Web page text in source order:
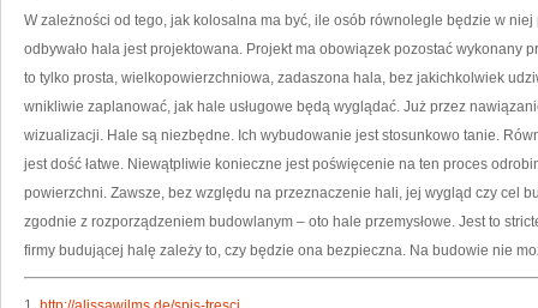
W zależności od tego, jak kolosalna ma być, ile osób równolegle będzie w
odbywało hala jest projektowana. Projekt ma obowiązek pozostać wykonany
to tylko prosta, wielkopowierzchniowa, zadaszona hala, bez jakichkolwiek
wnikliwie zaplanować, jak hale usługowe będą wyglądać. Już przez
wizualizacji. Hale są niezbędne. Ich wybudowanie jest stosunkowo tanie.
jest dość łatwe. Niewątpliwie konieczne jest poświęcenie na ten proces
powierzchni. Zawsze, bez względu na przeznaczenie hali, jej wygląd czy cel
zgodnie z rozporządzeniem budowlanym – oto hale przemysłowe. Jest to
firmy budującej halę zależy to, czy będzie ona bezpieczna. Na budowie nie